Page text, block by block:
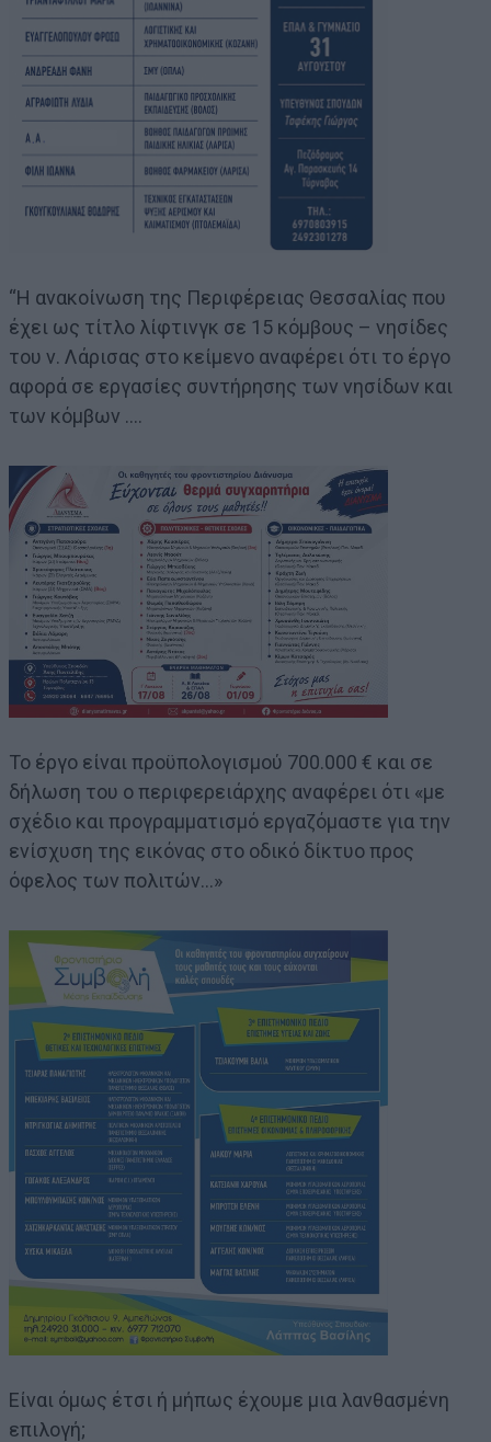
“Η ανακοίνωση της Περιφέρειας Θεσσαλίας που
έχει ως τίτλο λίφτινγκ σε 15 κόμβους – νησίδες
του ν. Λάρισας στο κείμενο αναφέρει ότι το έργο
αφορά σε εργασίες συντήρησης των νησίδων και
των κόμβων ….
Το έργο είναι προϋπολογισμού 700.000 € και σε
δήλωση του ο περιφερειάρχης αναφέρει ότι «με
σχέδιο και προγραμματισμό εργαζόμαστε για την
ενίσχυση της εικόνας στο οδικό δίκτυο προς
όφελος των πολιτών…»
Είναι όμως έτσι ή μήπως έχουμε μια λανθασμένη
επιλογή;